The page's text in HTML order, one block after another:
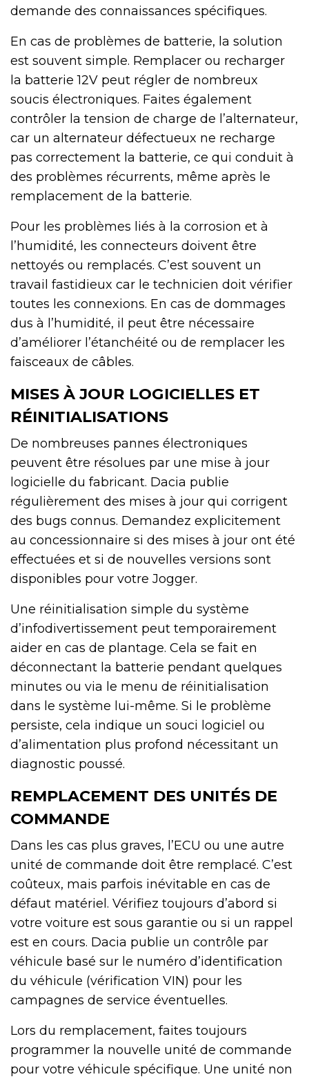
demande des connaissances spécifiques.
En cas de problèmes de batterie, la solution
est souvent simple. Remplacer ou recharger
la batterie 12V peut régler de nombreux
soucis électroniques. Faites également
contrôler la tension de charge de l’alternateur,
car un alternateur défectueux ne recharge
pas correctement la batterie, ce qui conduit à
des problèmes récurrents, même après le
remplacement de la batterie.
Pour les problèmes liés à la corrosion et à
l’humidité, les connecteurs doivent être
nettoyés ou remplacés. C’est souvent un
travail fastidieux car le technicien doit vérifier
toutes les connexions. En cas de dommages
dus à l’humidité, il peut être nécessaire
d’améliorer l’étanchéité ou de remplacer les
faisceaux de câbles.
MISES À JOUR LOGICIELLES ET
RÉINITIALISATIONS
De nombreuses pannes électroniques
peuvent être résolues par une mise à jour
logicielle du fabricant. Dacia publie
régulièrement des mises à jour qui corrigent
des bugs connus. Demandez explicitement
au concessionnaire si des mises à jour ont été
effectuées et si de nouvelles versions sont
disponibles pour votre Jogger.
Une réinitialisation simple du système
d’infodivertissement peut temporairement
aider en cas de plantage. Cela se fait en
déconnectant la batterie pendant quelques
minutes ou via le menu de réinitialisation
dans le système lui-même. Si le problème
persiste, cela indique un souci logiciel ou
d’alimentation plus profond nécessitant un
diagnostic poussé.
REMPLACEMENT DES UNITÉS DE
COMMANDE
Dans les cas plus graves, l’ECU ou une autre
unité de commande doit être remplacé. C’est
coûteux, mais parfois inévitable en cas de
défaut matériel. Vérifiez toujours d’abord si
votre voiture est sous garantie ou si un rappel
est en cours. Dacia publie un contrôle par
véhicule basé sur le numéro d’identification
du véhicule (vérification VIN) pour les
campagnes de service éventuelles.
Lors du remplacement, faites toujours
programmer la nouvelle unité de commande
pour votre véhicule spécifique. Une unité non